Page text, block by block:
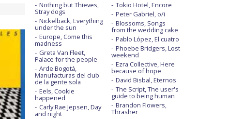
Nothing but Thieves,
Stray dogs
Nickelback, Everything
under the sun
Europe, Come this
madness
Greta Van Fleet,
Palace for the people
Arde Bogotá,
Manufacturas del club
de la gente sola
Eels, Cookie
happened
Carly Rae Jepsen, Day
and night
Tokio Hotel, Encore
Peter Gabriel, o/i
Blossoms, Songs
from the wedding cake
Pablo López, El cuatro
Phoebe Bridgers, Lost
weekend
Ezra Collective, Here
because of hope
David Bisbal, Eternos
The Script, The user's
guide to being human
Brandon Flowers,
Thrasher